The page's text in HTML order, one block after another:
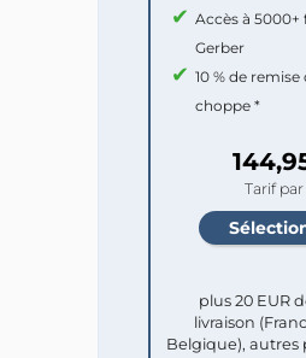
Accès à 5000+
Gerber
10 % de remise
choppe *
Tarif
plus 20 EUR
livraison
Belgique), autres